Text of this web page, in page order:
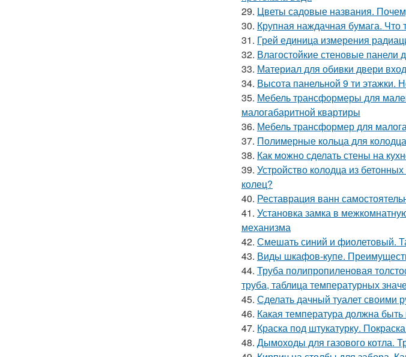
29. Цветы садовые названия.
30. Крупная наждачная бумага. Что
31. Грей единица измерения
32. Влагостойкие стеновые
33. Материал для обивки двери
34. Высота панельной 9 ти этажки.
35. Мебель трансформеры для
малогабаритной квартиры
36. Мебель трансформер для
37. Полимерные кольца для
38. Как можно сделать стены на
39. Устройство колодца из
колец?
40. Реставрация ванн
41. Установка замка в
механизма
42. Смешать синий и фиолетовый.
43. Виды шкафов-купе.
44. Труба полипропиленовая
труба, таблица температурных
45. Сделать дачный туалет своими
46. Какая температура должна
47. Краска под штукатурку.
48. Дымоходы для газового котла.